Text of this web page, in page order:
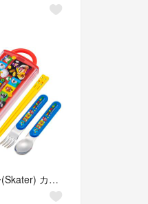
スケーター(Skater) カトラリーセット 子供用 お弁当 箸 スプーン フォ